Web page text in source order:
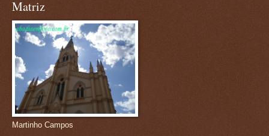
Matriz
Martinho Campos